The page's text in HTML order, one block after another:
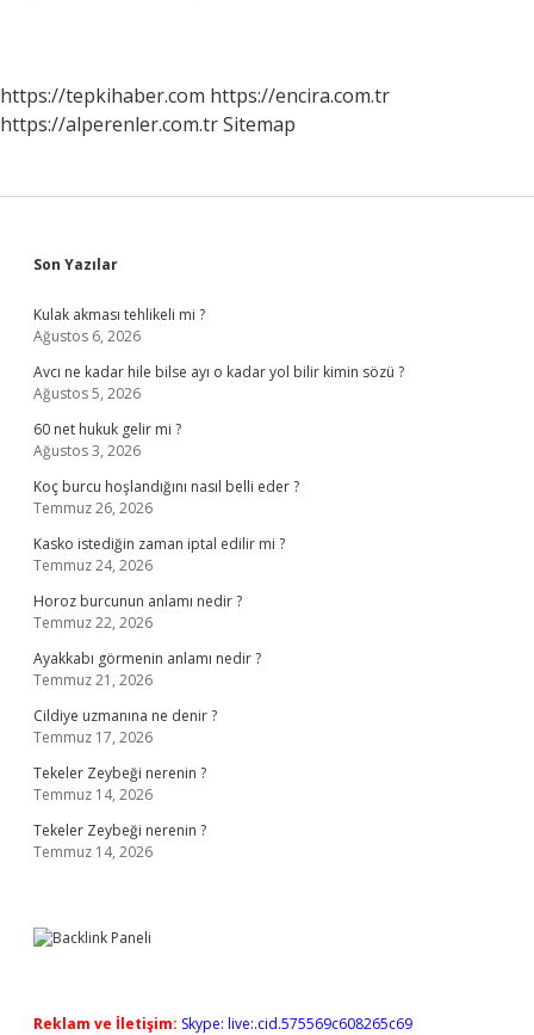
https://tepkihaber.com https://encira.com.tr
https://alperenler.com.trSitemap
Sidebar
Son Yazılar
Kulak akması tehlikeli mi ?
Ağustos 6, 2026
Avcı ne kadar hile bilse ayı o kadar yol bilir kimin sözü ?
Ağustos 5, 2026
60 net hukuk gelir mi ?
Ağustos 3, 2026
Koç burcu hoşlandığını nasıl belli eder ?
Temmuz 26, 2026
Kasko istediğin zaman iptal edilir mi ?
Temmuz 24, 2026
Horoz burcunun anlamı nedir ?
Temmuz 22, 2026
Ayakkabı görmenin anlamı nedir ?
Temmuz 21, 2026
Cildiye uzmanına ne denir ?
Temmuz 17, 2026
Tekeler Zeybeği nerenin ?
Temmuz 14, 2026
Tekeler Zeybeği nerenin ?
Temmuz 14, 2026
Reklam ve İletişim: Skype: live:.cid.575569c608265c69